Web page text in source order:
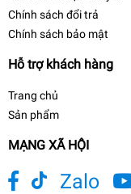
Chính sách đổi trả
Chính sách bảo mật
Hỗ trợ khách hàng
Trang chủ
Sản phẩm
MẠNG XÃ HỘI
Zalo